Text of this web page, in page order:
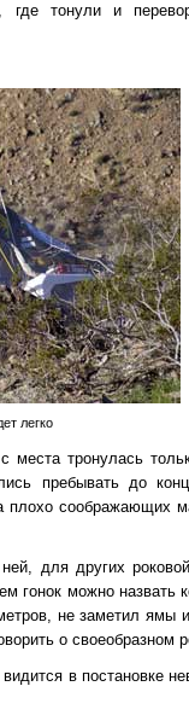
тонули и
легко
тронулась
пребывать до
соображающих
для других
гонок можно назвать
не заметил ямы
о своеобразном
в постановке